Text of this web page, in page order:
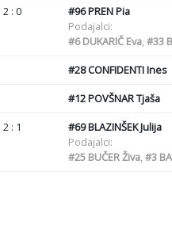
2 : 0 #96PREN Pia
Podajalci:
#6DUKARIČ Eva,#33
#28CONFIDENTI Ines
#12POVŠNAR Tjaša
2 : 1 #69BLAZINŠEK Julija
Podajalci:
#25BUČER Živa,#3